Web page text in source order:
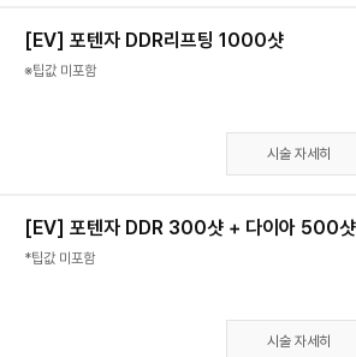
[EV] 포텐자 DDR리프팅 1000샷
※팁값 미포함
시술 자세히
[EV] 포텐자 DDR 300샷 + 다이아 500샷
*팁값 미포함
시술 자세히